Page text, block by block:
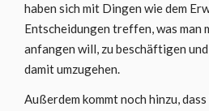
haben sich mit Dingen wie dem
Entscheidungen treffen, was man
anfangen will, zu beschäftigen
damit umzugehen.
Außerdem kommt noch hinzu,